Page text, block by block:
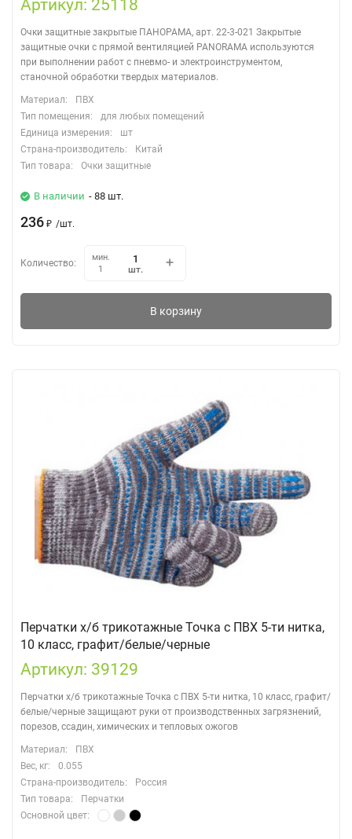
Артикул: 25118
Очки защитные закрытые ПАНОРАМА, арт. 22-3-021 Закрытые
защитные очки с прямой вентиляцией PANORAMA используются
при выполнении работ с пневмо- и электроинструментом,
станочной обработки твердых материалов.
Материал:
ПВХ
Тип помещения:
для любых помещений
Единица измерения:
шт
Страна-производитель:
Китай
Тип товара:
Очки защитные
В наличии - 88 шт.
236 ₽ /шт.
Количество:
мин.
1
шт.
В корзину
Перчатки х/б трикотажные Точка с ПВХ 5-ти нитка,
10 класс, графит/белые/черные
Артикул: 39129
Перчатки х/б трикотажные Точка с ПВХ 5-ти нитка, 10 класс, графит/
белые/черные защищают руки от производственных загрязнений,
порезов, ссадин, химических и тепловых ожогов
Материал:
ПВХ
Вес, кг:
0.055
Страна-производитель:
Россия
Тип товара:
Перчатки
Основной цвет: